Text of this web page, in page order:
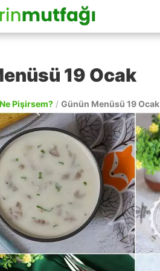
19 Ocak
Pişirsem? / Günün Menüsü 19 Ocak